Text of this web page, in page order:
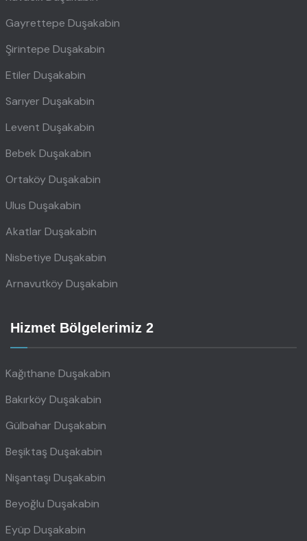
Gayrettepe Duşakabin
Şirintepe Duşakabin
Etiler Duşakabin
Sarıyer Duşakabin
Levent Duşakabin
Bebek Duşakabin
Ortaköy Duşakabin
Ulus Duşakabin
Akatlar Duşakabin
Nisbetiye Duşakabin
Arnavutköy Duşakabin
Hizmet Bölgelerimiz 2
Kağıthane Duşakabin
Bakırköy Duşakabin
Gülbahar Duşakabin
Beşiktaş Duşakabin
Nişantaşı Duşakabin
Beyoğlu Duşakabin
Eyüp Duşakabin